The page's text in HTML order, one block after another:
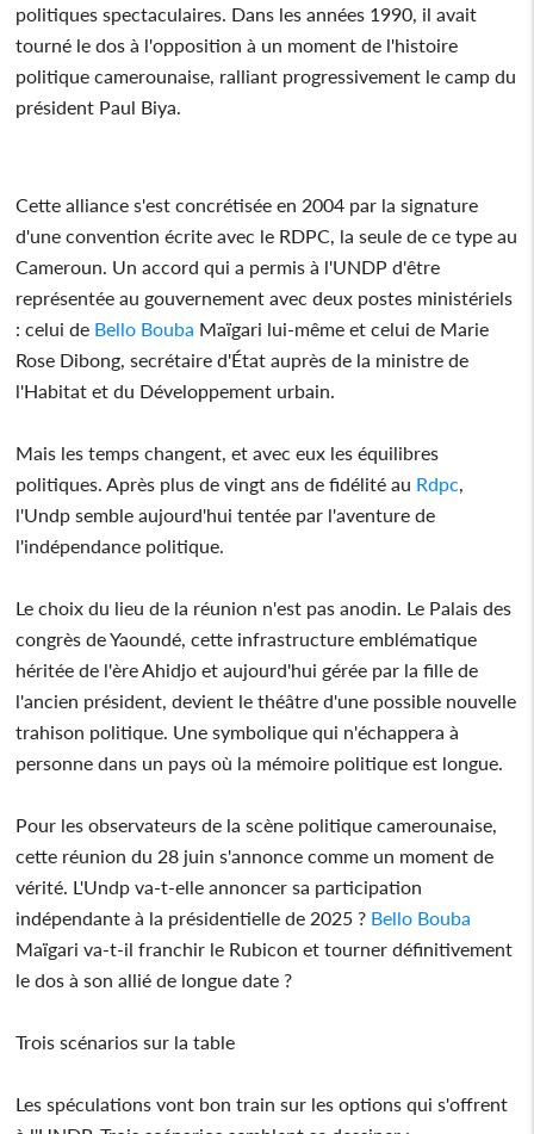
politiques spectaculaires. Dans les années 1990, il avait
tourné le dos à l'opposition à un moment de l'histoire
politique camerounaise, ralliant progressivement le camp du
président Paul Biya.
Cette alliance s'est concrétisée en 2004 par la signature
d'une convention écrite avec le RDPC, la seule de ce type au
Cameroun. Un accord qui a permis à l'UNDP d'être
représentée au gouvernement avec deux postes ministériels
: celui de Bello Bouba Maïgari lui-même et celui de Marie
Rose Dibong, secrétaire d'État auprès de la ministre de
l'Habitat et du Développement urbain.
Mais les temps changent, et avec eux les équilibres
politiques. Après plus de vingt ans de fidélité au Rdpc,
l'Undp semble aujourd'hui tentée par l'aventure de
l'indépendance politique.
Le choix du lieu de la réunion n'est pas anodin. Le Palais des
congrès de Yaoundé, cette infrastructure emblématique
héritée de l'ère Ahidjo et aujourd'hui gérée par la fille de
l'ancien président, devient le théâtre d'une possible nouvelle
trahison politique. Une symbolique qui n'échappera à
personne dans un pays où la mémoire politique est longue.
Pour les observateurs de la scène politique camerounaise,
cette réunion du 28 juin s'annonce comme un moment de
vérité. L'Undp va-t-elle annoncer sa participation
indépendante à la présidentielle de 2025 ? Bello Bouba
Maïgari va-t-il franchir le Rubicon et tourner définitivement
le dos à son allié de longue date ?
Trois scénarios sur la table
Les spéculations vont bon train sur les options qui s'offrent